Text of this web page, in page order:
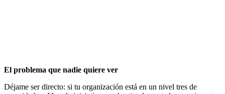
El problema que nadie quiere ver
Déjame ser directo: si tu organización está en un nivel tres de